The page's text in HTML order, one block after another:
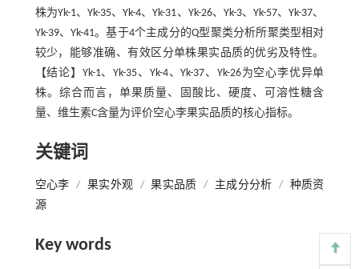
株为Yk-1、Yk-35、Yk-4、Yk-31、Yk-26、Yk-3、Yk-57、Yk-37、
Yk-39、Yk-41。基于4个主成分的Q型聚类分析所聚类型相对
较少，能够准确、有效区分单株果实品质的优劣及特性。
【结论】Yk-1、Yk-35、Yk-4、Yk-37、Yk-26为空心李优异单
株。综合而言，单果质量、固酸比、硬度、可溶性糖含
量、维生素C含量为评价空心李果实品质的核心指标。
关键词
空心李 / 果实外观 / 果实品质 / 主成分分析 / 种质资
源
Key words